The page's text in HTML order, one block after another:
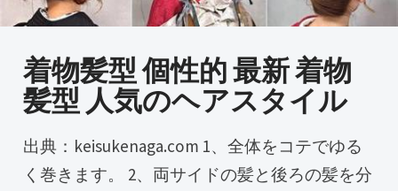
着物髪型 個性的 最新 着物
髪型 人気のヘアスタイル
出典：keisukenaga.com 1、全体をコテでゆる
く巻きます。 2、両サイドの髪と後ろの髪を分